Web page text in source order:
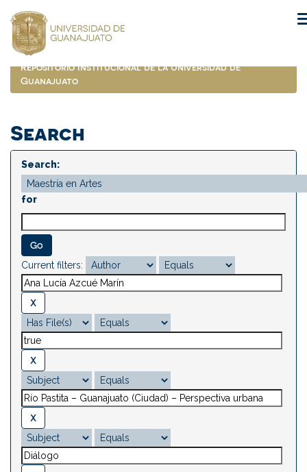
navigation
Repositorio Institucional de la Universidad de
Guanajuato
Search
Search:
for
Current filters: